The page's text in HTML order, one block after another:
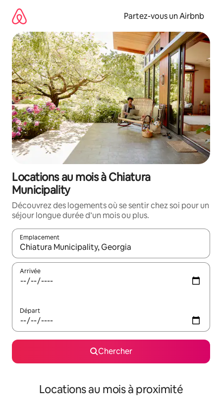
directement
contenu
Partez-vous un Airbnb
Locations au mois à Chiatura
Municipality
Découvrez des logements où se sentir chez soi pour un
séjour longue durée d’un mois ou plus.
Emplacement
Quand les résultats sont affichés, parcourez-les en utilisant
Arrivée
Départ
Chercher
Locations au mois à proximité